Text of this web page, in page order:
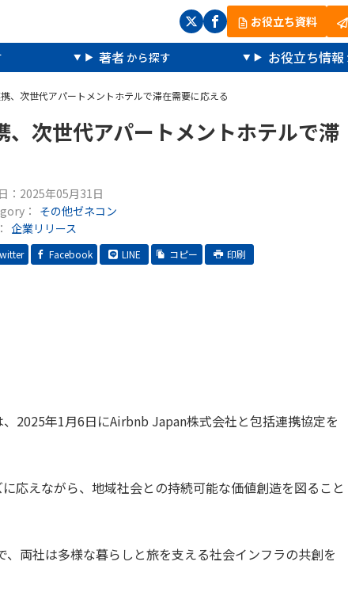
お役立ち資料
著者 お役立ち情報
、次世代アパートメントホテルで滞在需要に応える
次世代アパートメントホテルで滞
： 2025年05月31日
：
その他ゼネコン
企業リリース
Facebook LINE コピー 印刷
2025年1月6日にAirbnb Japan株式会社と包括連携協定を
応えながら、地域社会との持続可能な価値創造を図ること
両社は多様な暮らしと旅を支える社会インフラの共創を